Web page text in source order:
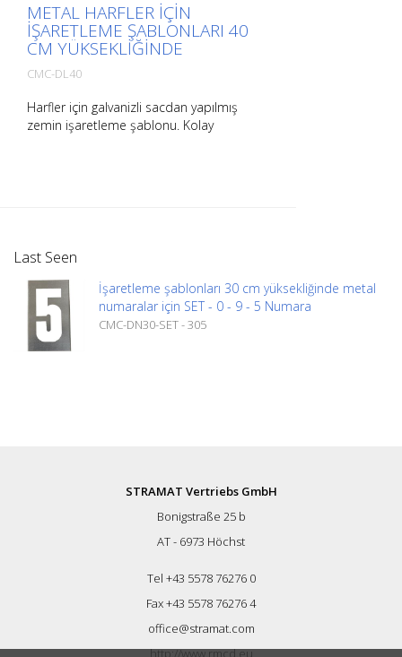
METAL HARFLER IÇIN
IŞARETLEME ŞABLONLARI 40
CM YÜKSEKLIĞINDE
CMC-DL40
Harfler için galvanizli sacdan yapılmış
zemin işaretleme şablonu. Kolay
Last Seen
İşaretleme şablonları 30 cm yüksekliğinde metal
numaralar için SET - 0 - 9 - 5 Numara
CMC-DN30-SET - 305
STRAMAT Vertriebs GmbH
Bonigstraße 25 b
AT - 6973 Höchst
Tel +43 5578 76276 0
Fax +43 5578 76276 4
office@stramat.com
http://www.rmcd.eu